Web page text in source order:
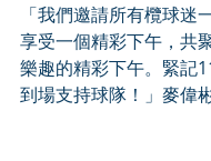
「我們邀請所有欖球迷
享受一個精彩下午，共
樂趣的精彩下午。緊記
到場支持球隊！」麥偉彬